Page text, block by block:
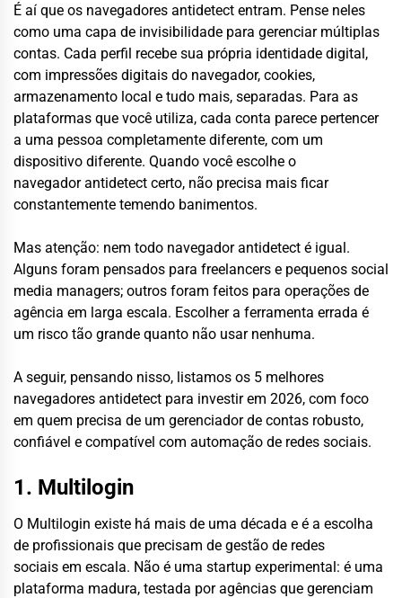
É aí que os navegadores antidetect entram. Pense neles
como uma capa de invisibilidade para gerenciar múltiplas
contas. Cada perfil recebe sua própria identidade digital,
com impressões digitais do navegador, cookies,
armazenamento local e tudo mais, separadas. Para as
plataformas que você utiliza, cada conta parece pertencer
a uma pessoa completamente diferente, com um
dispositivo diferente. Quando você escolhe o
navegador antidetect certo, não precisa mais ficar
constantemente temendo banimentos.
Mas atenção: nem todo navegador antidetect é igual.
Alguns foram pensados para freelancers e pequenos social
media managers; outros foram feitos para operações de
agência em larga escala. Escolher a ferramenta errada é
um risco tão grande quanto não usar nenhuma.
A seguir, pensando nisso, listamos os 5 melhores
navegadores antidetect para investir em 2026, com foco
em quem precisa de um gerenciador de contas robusto,
confiável e compatível com automação de redes sociais.
1. Multilogin
O Multilogin existe há mais de uma década e é a escolha
de profissionais que precisam de gestão de redes
sociais em escala. Não é uma startup experimental: é uma
plataforma madura, testada por agências que gerenciam